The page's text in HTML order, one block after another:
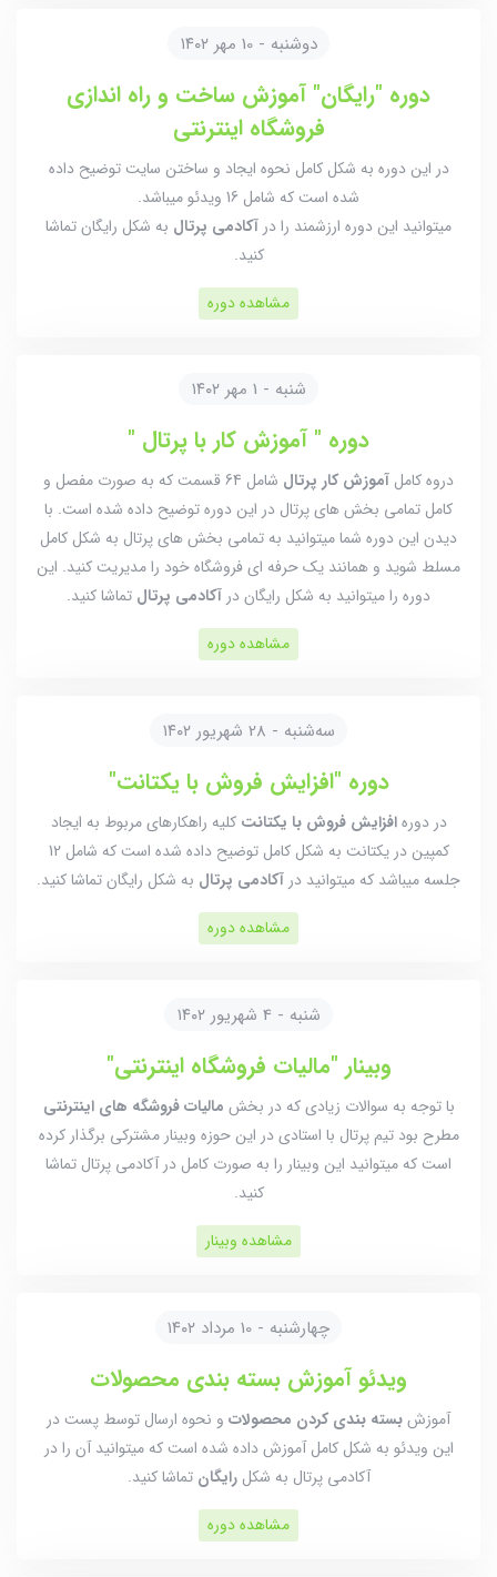
دوشنبه - 10 مهر ۱۴۰۲
دوره "رایگان" آموزش ساخت و راه اندازی
فروشگاه اینترنتی
در این دوره به شکل کامل نحوه ایجاد و ساختن سایت توضیح داده
شده است که شامل 16 ویدئو میباشد.
میتوانید این دوره ارزشمند را در آکادمی پرتال به شکل رایگان تماشا
کنید.
مشاهده دوره
شنبه - 1 مهر ۱۴۰۲
دوره " آموزش کار با پرتال "
دروه کامل آموزش کار پرتال
شامل 64 قسمت که به صورت مفصل و
کامل تمامی بخش های پرتال در این دوره توضیح داده شده است. با
دیدن این دوره شما میتوانید به تمامی بخش های پرتال به شکل کامل
مسلط شوید و همانند یک حرفه ای فروشگاه خود را مدیریت کنید. این
دوره را میتوانید به شکل رایگان در آکادمی پرتال تماشا کنید.
مشاهده دوره
سه‌شنبه - 28 شهریور ۱۴۰۲
دوره "افزایش فروش با یکتانت"
در دورهافزایش فروش با یکتانت کلیه راهکارهای مربوط به ایجاد
کمپین در یکتانت به شکل کامل توضیح داده شده است که شامل 12
جلسه میباشد که میتوانید در آکادمی پرتال به شکل رایگان تماشا کنید.
مشاهده دوره
شنبه - 4 شهریور ۱۴۰۲
وبینار "مالیات فروشگاه اینترنتی"
با توجه به سوالات زیادی که در بخش مالیات فروشگه های اینترنتی
مطرح بود تیم پرتال با استادی در این حوزه وبینار مشترکی برگذار کرده
است که میتوانید این وبینار را به صورت کامل در آکادمی پرتال تماشا
کنید.
مشاهده وبینار
چهارشنبه - 10 مرداد ۱۴۰۲
ویدئو آموزش بسته بندی محصولات
آموزشبسته بندی کردن محصولات و نحوه ارسال توسط پست در
این ویدئو به شکل کامل آموزش داده شده است که میتوانید آن را در
آکادمی پرتال به شکلرایگان تماشا کنید.
مشاهده دوره